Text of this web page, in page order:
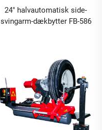
24" halvautomatisk side-
svingarm-dækbytter FB-586